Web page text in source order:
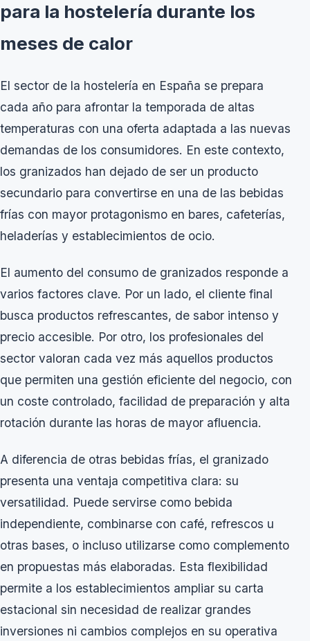
para la hostelería durante los
meses de calor
El sector de la hostelería en España se prepara
cada año para afrontar la temporada de altas
temperaturas con una oferta adaptada a las nuevas
demandas de los consumidores. En este contexto,
los granizados han dejado de ser un producto
secundario para convertirse en una de las bebidas
frías con mayor protagonismo en bares, cafeterías,
heladerías y establecimientos de ocio.
El aumento del consumo de granizados responde a
varios factores clave. Por un lado, el cliente final
busca productos refrescantes, de sabor intenso y
precio accesible. Por otro, los profesionales del
sector valoran cada vez más aquellos productos
que permiten una gestión eficiente del negocio, con
un coste controlado, facilidad de preparación y alta
rotación durante las horas de mayor afluencia.
A diferencia de otras bebidas frías, el granizado
presenta una ventaja competitiva clara: su
versatilidad. Puede servirse como bebida
independiente, combinarse con café, refrescos u
otras bases, o incluso utilizarse como complemento
en propuestas más elaboradas. Esta flexibilidad
permite a los establecimientos ampliar su carta
estacional sin necesidad de realizar grandes
inversiones ni cambios complejos en su operativa